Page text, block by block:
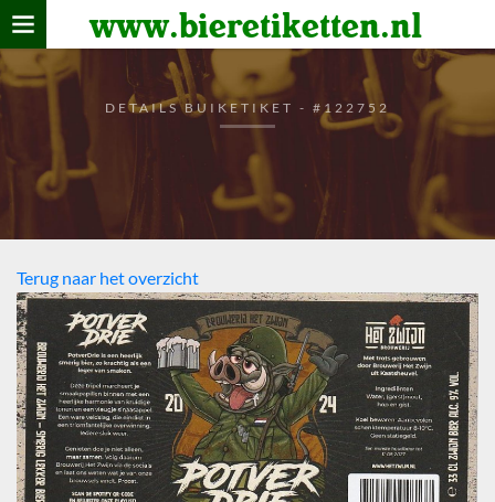
www.bieretiketten.nl
Home
verzamelen
De bierkaart
Bezoekers
DETAILS BUIKETIKET - #122752
Terug naar het overzicht